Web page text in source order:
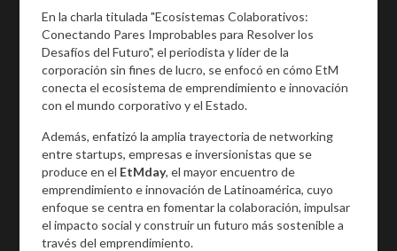
En la charla titulada "Ecosistemas Colaborativos:
Conectando Pares Improbables para Resolver los
Desafíos del Futuro", el periodista y líder de la
corporación sin fines de lucro, se enfocó en cómo EtM
conecta el ecosistema de emprendimiento e innovación
con el mundo corporativo y el Estado.
Además, enfatizó la amplia trayectoria de networking
entre startups, empresas e inversionistas que se
produce en el EtMday, el mayor encuentro de
emprendimiento e innovación de Latinoamérica, cuyo
enfoque se centra en fomentar la colaboración, impulsar
el impacto social y construir un futuro más sostenible a
través del emprendimiento.